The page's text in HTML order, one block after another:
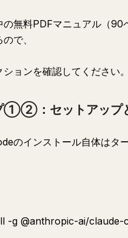
の無料PDFマニュアル（90
で、
ョンを確認してください。
①②：セットアップ
のインストール自体はタ
-g @anthropic-ai/claude-